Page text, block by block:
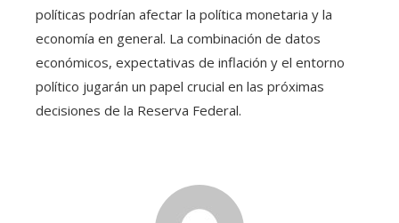
políticas podrían afectar la política monetaria y la
economía en general. La combinación de datos
económicos, expectativas de inflación y el entorno
político jugarán un papel crucial en las próximas
decisiones de la Reserva Federal.